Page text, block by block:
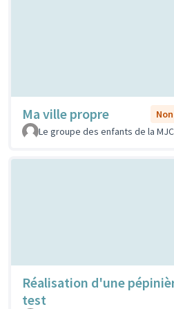
Ma ville propre
Le groupe des enfants de la MJC
Réalisation d'une
test